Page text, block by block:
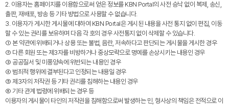
2. 이용자는 홈페이지를 이용함으로써 얻은 정보를 KBN Portal의 사전 승낙 없이 복제, 송신,
출판, 재배포, 방송 등 기타 방법으로 사용할 수 없습니다.
3. 이용자가 게시한 게시물에 대하여 KBN Portal은 게시된 내용을 사전 통지 없이 편집, 이동
할 수 있는 권리를 보유하며 다음 각 호의 경우 사전통지 없이 삭제할 수 있습니다.
① 본 약관에 위배되거나 상용 또는 불법, 음란, 저속하다고 판단되는 게시물을 게시한 경우
② 다른 회원 또는 제3자를 비방하거나 중상모략으로 명예를 손상시키는 내용인 경우
③ 공공질서 및 미풍양속에 위반되는 내용인 경우
④ 범죄적 행위에 결부된다고 인정되는 내용일 경우
⑤ 제3자의 저작권 등 기타 권리를 침해하는 내용인 경우
⑥ 기타 관계 법령에 위배되는 경우 등
이용자의 게시물이 타인의 저작권을 침해함으로써 발생하는 민, 형사상의 책임은 전적으로 이